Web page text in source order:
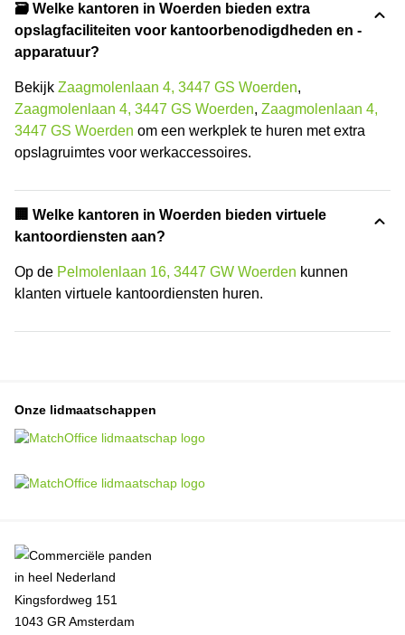
🗃️ Welke kantoren in Woerden bieden extra
opslagfaciliteiten voor kantoorbenodigdheden en -
apparatuur?
Bekijk Zaagmolenlaan 4, 3447 GS Woerden,
Zaagmolenlaan 4, 3447 GS Woerden, Zaagmolenlaan 4,
3447 GS Woerden om een werkplek te huren met extra
opslagruimtes voor werkaccessoires.
🏢 Welke kantoren in Woerden bieden virtuele
kantoordiensten aan?
Op de Pelmolenlaan 16, 3447 GW Woerden kunnen
klanten virtuele kantoordiensten huren.
Onze lidmaatschappen
Kingsfordweg 151
1043 GR Amsterdam